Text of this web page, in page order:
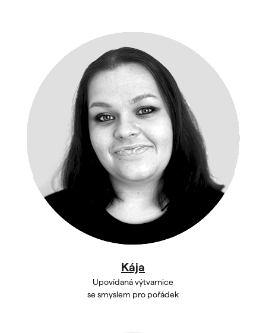
Kája
Upovídaná výtvarnice
se smyslem pro pořádek